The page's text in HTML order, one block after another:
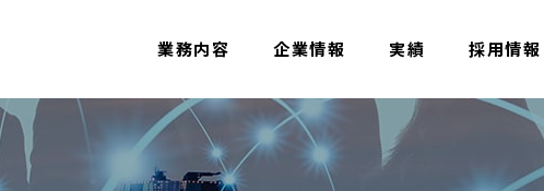
業務内容 企業情報 実績 採用情報